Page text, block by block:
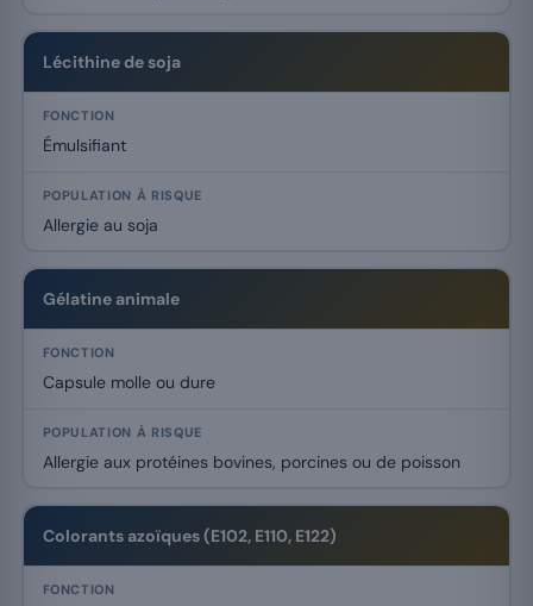
Lécithine de soja
Émulsifiant
Allergie au soja
Gélatine animale
Capsule molle ou dure
Allergie aux protéines bovines, porcines ou de poisson
Colorants azoïques (E102, E110, E122)